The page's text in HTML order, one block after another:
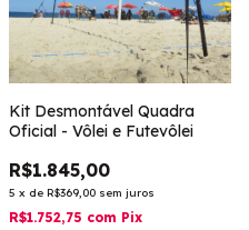
Kit Desmontável Quadra
Oficial - Vôlei e Futevôlei
R$1.845,00
5 x de R$369,00 sem juros
R$1.752,75 com Pix